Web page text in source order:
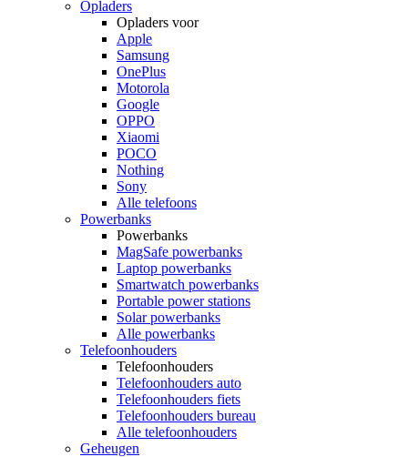
Opladers
Opladers voor
Apple
Samsung
OnePlus
Motorola
Google
OPPO
Xiaomi
POCO
Nothing
Sony
Alle telefoons
Powerbanks
Powerbanks
MagSafe powerbanks
Laptop powerbanks
Smartwatch powerbanks
Portable power stations
Solar powerbanks
Alle powerbanks
Telefoonhouders
Telefoonhouders
Telefoonhouders auto
Telefoonhouders fiets
Telefoonhouders bureau
Alle telefoonhouders
Geheugen